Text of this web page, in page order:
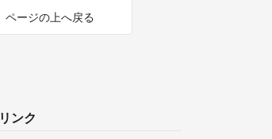
ページの上へ戻る
リンク